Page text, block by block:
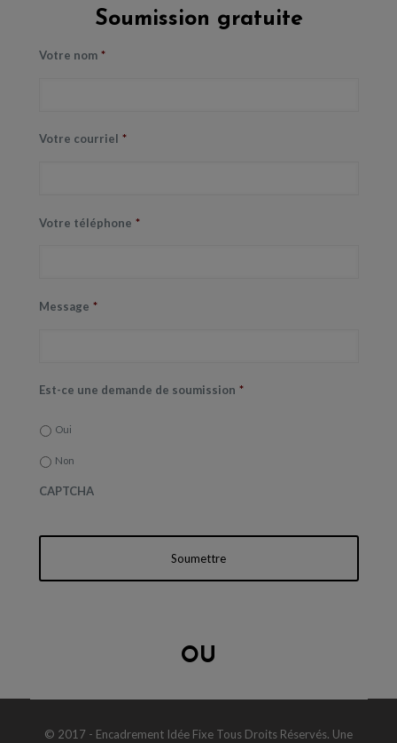
Soumission gratuite
Est-ce une demande de soumission
CAPTCHA
Soumission gratuite
Votre nom *
Votre courriel *
Votre téléphone *
Message *
Est-ce une demande de soumission *
Oui
Non
CAPTCHA
OU
© 2017 - Encadrement Idée Fixe Tous Droits Réservés. Une